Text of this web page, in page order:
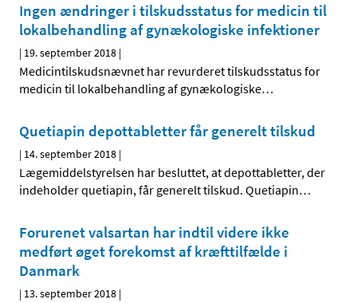
Ingen ændringer i tilskudsstatus for medicin til
lokalbehandling af gynækologiske infektioner
| 19. september 2018 |
Medicintilskudsnævnet har revurderet tilskudsstatus for
medicin til lokalbehandling af gynækologiske…
Quetiapin depottabletter får generelt tilskud
| 14. september 2018 |
Lægemiddelstyrelsen har besluttet, at depottabletter, der
indeholder quetiapin, får generelt tilskud. Quetiapin…
Forurenet valsartan har indtil videre ikke
medført øget forekomst af kræfttilfælde i
Danmark
| 13. september 2018 |